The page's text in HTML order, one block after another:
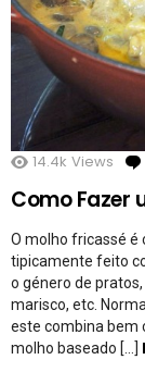
14.4k Views
Como Fazer
O molho fricassé é
tipicamente feito
o género de
marisco, etc.
este combina bem
molho baseado […]